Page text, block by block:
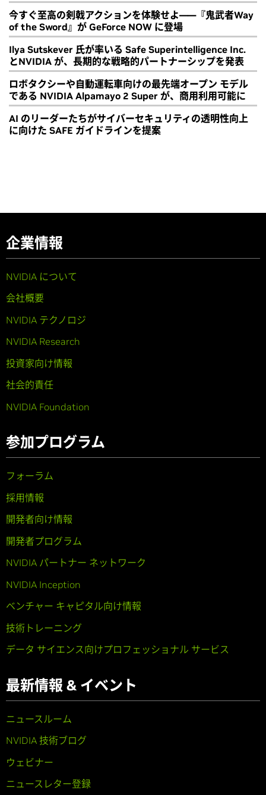
今すぐ至高の剣戟アクションを体験せよ――『鬼武者Way
of the Sword』が GeForce NOW に登場
Ilya Sutskever 氏が率いる Safe Superintelligence Inc.
とNVIDIA が、長期的な戦略的パートナーシップを発表
ロボタクシーや自動運転車向けの最先端オープン モデル
である NVIDIA Alpamayo 2 Super が、商用利用可能に
AI のリーダーたちがサイバーセキュリティの透明性向上
に向けた SAFE ガイドラインを提案
企業情報
NVIDIA について
会社概要
NVIDIA テクノロジ
NVIDIA Research
投資家向け情報
社会的責任
NVIDIA Foundation
参加プログラム
フォーラム
採用情報
開発者向け情報
開発者プログラム
NVIDIA パートナー ネットワーク
NVIDIA Inception
ベンチャー キャピタル向け情報
技術トレーニング
データ サイエンス向けプロフェッショナル サービス
最新情報 & イベント
ニュースルーム
NVIDIA 技術ブログ
ウェビナー
ニュースレター登録